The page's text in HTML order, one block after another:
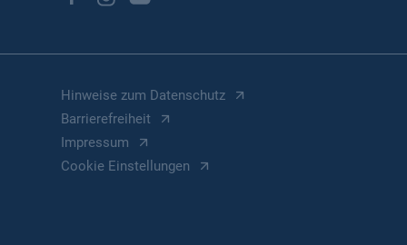
Hinweise zum Datenschutz
Barrierefreiheit
Impressum
Cookie Einstellungen